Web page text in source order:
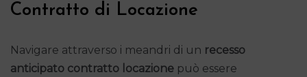
Contratto di Locazione
Navigare attraverso i meandri di un recesso
anticipato contratto locazione può essere